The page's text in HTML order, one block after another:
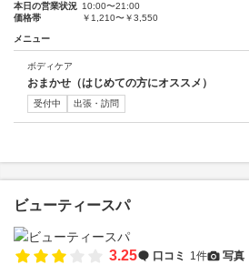
本日の営業状況 10:00〜21:00
価格帯
￥1,210〜￥3,550
メニュー
ボディケア
おまかせ（はじめての方にオススメ）
受付中 出張・訪問
ビューティースパ
3.25 口コミ 1件 写真